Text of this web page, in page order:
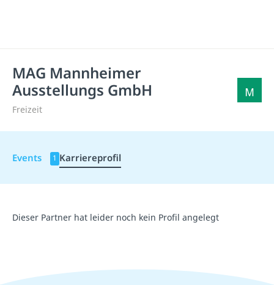
MAG Mannheimer
Ausstellungs GmbH
Freizeit
Events 1 Karriereprofil
Dieser Partner hat leider noch kein Profil angelegt